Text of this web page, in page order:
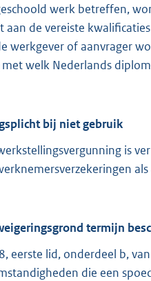
werk betreffen,
aan de vereiste
werkgever of aanvrager
welk Nederlands
bij niet gebruik
is
termijn
eerste lid, onderdeel b,
die een